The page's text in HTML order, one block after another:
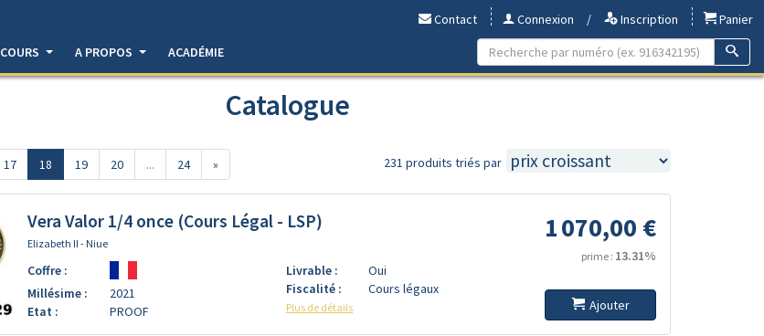
Contact Connexion / Inscription
Panier
COURS A PROPOS ACADÉMIE
Catalogue
17 18 19 20 ... 24 » 231 produits triés par
Vera Valor 1/4 once (Cours Légal - LSP)
Elizabeth II - Niue
Coffre :
Millésime :
2021
Etat :
PROOF
Livrable :
Oui
Fiscalité :
Cours légaux
Plus de détails
1 070,00 €
prime : 13.31%
Ajouter